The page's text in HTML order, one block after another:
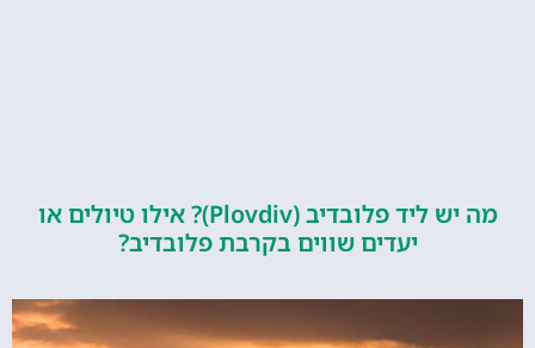
מה יש ליד פלובדיב (Plovdiv)? אילו טיולים או
יעדים שווים בקרבת פלובדיב?